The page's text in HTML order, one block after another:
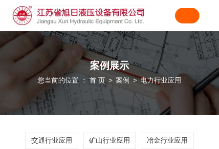
案例展示
您当前的位置 ： 首 页 > 案例 >电力行业应用
交通行业应用 矿山行业应用 冶金行业应用